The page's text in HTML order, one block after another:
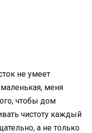
не умеет
меня
чтобы дом
чистоту каждый
а не только